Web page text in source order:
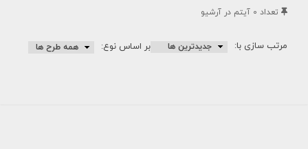
تعداد 0 آيتم در آرشيو
مرتب سازی با: بر اساس نوع: